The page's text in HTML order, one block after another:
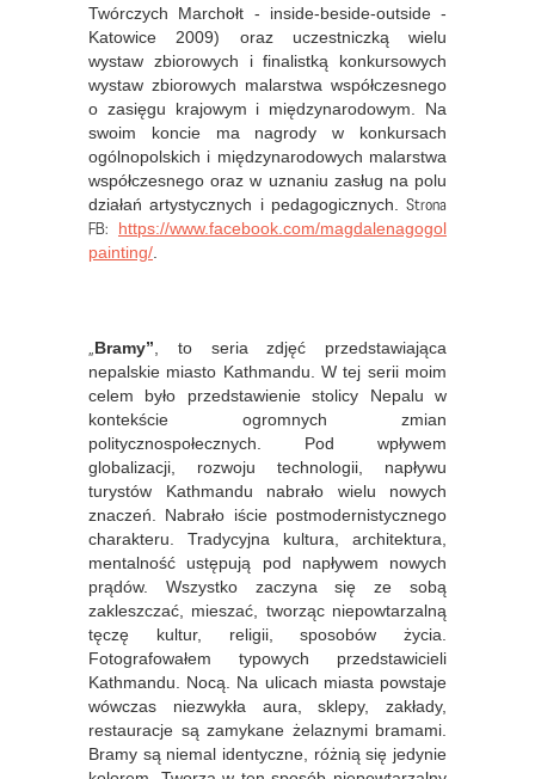
Twórczych Marchołt - inside-beside-outside -
Katowice 2009) oraz uczestniczką wielu
wystaw zbiorowych i finalistką konkursowych
wystaw zbiorowych malarstwa współczesnego
o zasięgu krajowym i międzynarodowym. Na
swoim koncie ma nagrody w konkursach
ogólnopolskich i międzynarodowych malarstwa
współczesnego oraz w uznaniu zasług na polu
działań artystycznych i pedagogicznych. Strona
FB: https://www.facebook.com/magdalenagogol
painting/
Bramy” , to seria zdjęć przedstawiająca
nepalskie miasto Kathmandu. W tej serii moim
celem było przedstawienie stolicy Nepalu w
kontekście ogromnych zmian
politycznospołecznych. Pod wpływem
globalizacji, rozwoju technologii, napływu
turystów Kathmandu nabrało wielu nowych
znaczeń. Nabrało iście postmodernistycznego
charakteru. Tradycyjna kultura, architektura,
mentalność ustępują pod napływem nowych
prądów. Wszystko zaczyna się ze sobą
zakleszczać, mieszać, tworząc niepowtarzalną
tęczę kultur, religii, sposobów życia.
Fotografowałem typowych przedstawicieli
Kathmandu. Nocą. Na ulicach miasta powstaje
wówczas niezwykła aura, sklepy, zakłady,
restauracje są zamykane żelaznymi bramami.
Bramy są niemal identyczne, różnią się jedynie